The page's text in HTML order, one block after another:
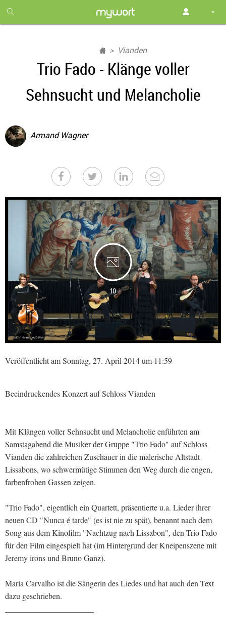
month
free
Vianden
Trio Fado - Klänge voller
Sehnsucht und Melancholie
Armand Wagner
10
Veröffentlicht am Sonntag, 27. April 2014 um 11:59
Beeindruckendes Konzert auf Schloss Vianden
Mit Klängen voller Sehnsucht und Melancholie enführten am
Samstagabend die Musiker der Gruppe "Trio Fado" auf Schloss
Vianden die zahlreichen Zuschauer in die malerische Altstadt
Lissabons, wo schwermütige Stimmen den Weg durch die engen,
farbenfrohen Gassen zeigen.
"Trio Fado", eigentlich ein Quartett, präsentierte u.a. Lieder ihrer
neuen CD "Nunca é tarde" (es ist nie zu spät), benannt nach dem
Song aus dem Kinofilm "Nachtzug nach Lissabon", den Trio Fado
für den Film eingespielt hat (im Hintergrund der Kneipenszene mit
Jeremy irons und Bruno Ganz).
Maria Carvalho ist die Sängerin des Liedes und hat auch den Text
dazu geschrieben.